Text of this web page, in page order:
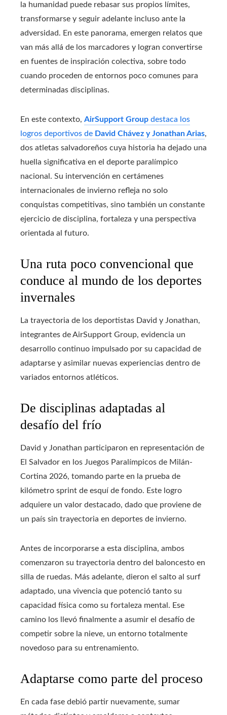
la humanidad puede rebasar sus propios límites,
transformarse y seguir adelante incluso ante la
adversidad. En este panorama, emergen relatos que
van más allá de los marcadores y logran convertirse
en fuentes de inspiración colectiva, sobre todo
cuando proceden de entornos poco comunes para
determinadas disciplinas.
En este contexto, AirSupport Group destaca los
logros deportivos de David Chávez y Jonathan Arias,
dos atletas salvadoreños cuya historia ha dejado una
huella significativa en el deporte paralímpico
nacional. Su intervención en certámenes
internacionales de invierno refleja no solo
conquistas competitivas, sino también un constante
ejercicio de disciplina, fortaleza y una perspectiva
orientada al futuro.
Una ruta poco convencional que
conduce al mundo de los deportes
invernales
La trayectoria de los deportistas David y Jonathan,
integrantes de AirSupport Group, evidencia un
desarrollo continuo impulsado por su capacidad de
adaptarse y asimilar nuevas experiencias dentro de
variados entornos atléticos.
De disciplinas adaptadas al
desafío del frío
David y Jonathan participaron en representación de
El Salvador en los Juegos Paralímpicos de Milán-
Cortina 2026, tomando parte en la prueba de
kilómetro sprint de esquí de fondo. Este logro
adquiere un valor destacado, dado que proviene de
un país sin trayectoria en deportes de invierno.
Antes de incorporarse a esta disciplina, ambos
comenzaron su trayectoria dentro del baloncesto en
silla de ruedas. Más adelante, dieron el salto al surf
adaptado, una vivencia que potenció tanto su
capacidad física como su fortaleza mental. Ese
camino los llevó finalmente a asumir el desafío de
competir sobre la nieve, un entorno totalmente
novedoso para su entrenamiento.
Adaptarse como parte del proceso
En cada fase debió partir nuevamente, sumar